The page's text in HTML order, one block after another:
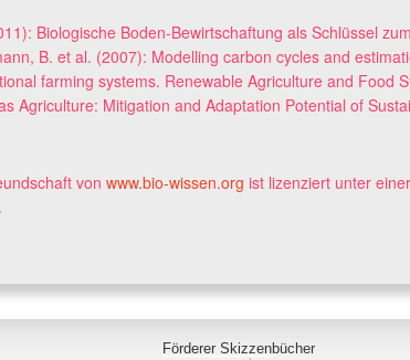
Biologische Boden-Bewirtschaftung als Schlüssel
B. et al. (2007): Modelling carbon cycles and
farming systems. Renewable Agriculture and Food
Agriculture: Mitigation and Adaptation Potential of
von www.bio-wissen.org ist lizenziert unter einer
.
Förderer Skizzenbücher